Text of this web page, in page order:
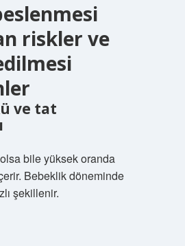
riskler ve
ve tat
bile yüksek oranda
Bebeklik döneminde
şekillenir.